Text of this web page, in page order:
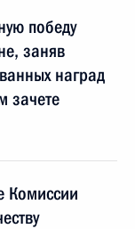
победу
заняв
наград
зачете
Комиссии